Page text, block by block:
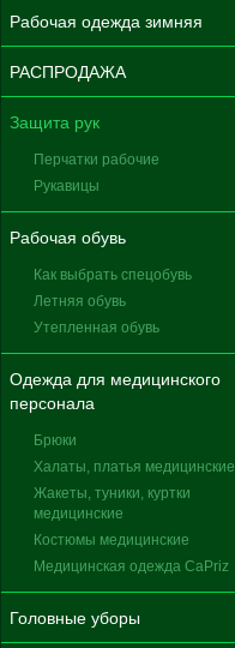
Рабочая одежда зимняя
РАСПРОДАЖА
Защита рук
Перчатки рабочие
Рукавицы
Рабочая обувь
Как выбрать спецобувь
Летняя обувь
Утепленная обувь
Одежда для медицинского
персонала
Брюки
Халаты, платья медицинские
Жакеты, туники, куртки
медицинские
Костюмы медицинские
Медицинская одежда CaPriz
Головные уборы